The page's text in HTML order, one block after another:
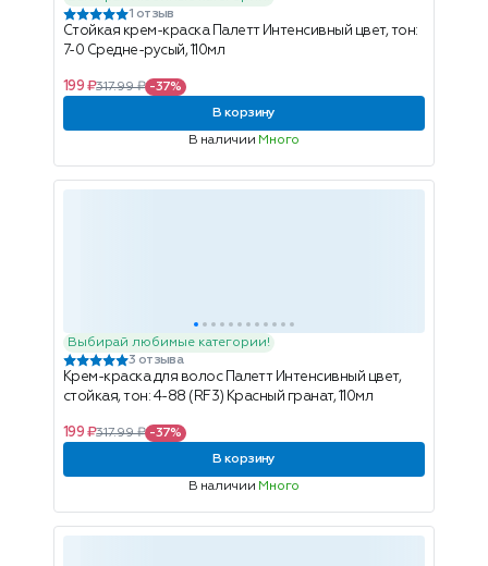
1 отзыв
Стойкая крем-краска Палетт Интенсивный цвет, тон:
7-0 Средне-русый, 110мл
199 ₽317.99 ₽ -37%
В корзину
В наличии Много
Выбирай любимые категории!
3 отзыва
Крем-краска для волос Палетт Интенсивный цвет,
стойкая, тон: 4-88 (RF3) Красный гранат, 110мл
199 ₽317.99 ₽ -37%
В корзину
В наличии Много